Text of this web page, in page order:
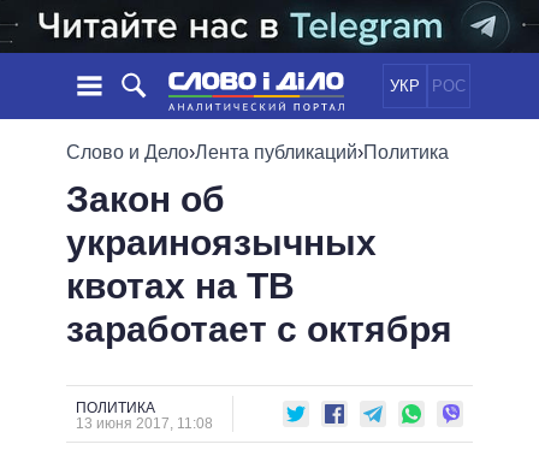
УКР РОС
НОВОСТИ
ЛЕНТА
СОБЫТИЯ
СТАТЬИ
МНЕНИЯ
ОБЗОРЫ
ДАЙДЖЕСТЫ
ЭКОНОМИКА
ОБЩЕСТВО
ОБЕЩАНИЯ
ПОЛИТИКИ
ВСЕ ПОЛИТИКИ
ПРЕЗИДЕНТ И ОФИС
ВЕРХОВНАЯ РАДА
КАБИНЕТ МИНИСТРОВ
ПОДДЕРЖАТЬ
Слово и Дело›Лента публикаций›Политика
Закон об
украиноязычных
квотах на ТВ
заработает с октября
ПОЛИТИКА
13 июня 2017, 11:08